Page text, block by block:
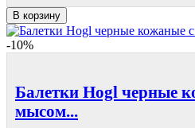
В корзину
-10%
Балетки Hogl черные
мысом...